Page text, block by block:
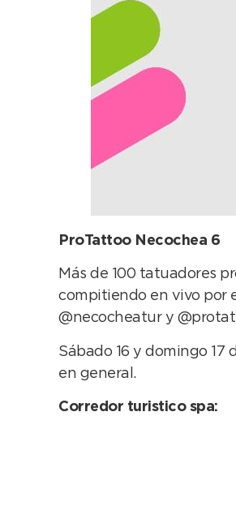
ProTattoo Necochea 6
Más de 100 tatuadores
compitiendo en vivo por
@necocheatur y
Sábado 16 y domingo 17
en general.
Corredor turistico spa: